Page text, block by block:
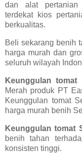
dan alat pertanian
terdekat kios
berkualitas.
Beli sekarang benih
harga murah dan
seluruh wilayah
Keunggulan tomat
Merah produk PT
Keunggulan tomat
harga murah benih
Keunggulan tomat
benih tahan
konsisten tinggi.